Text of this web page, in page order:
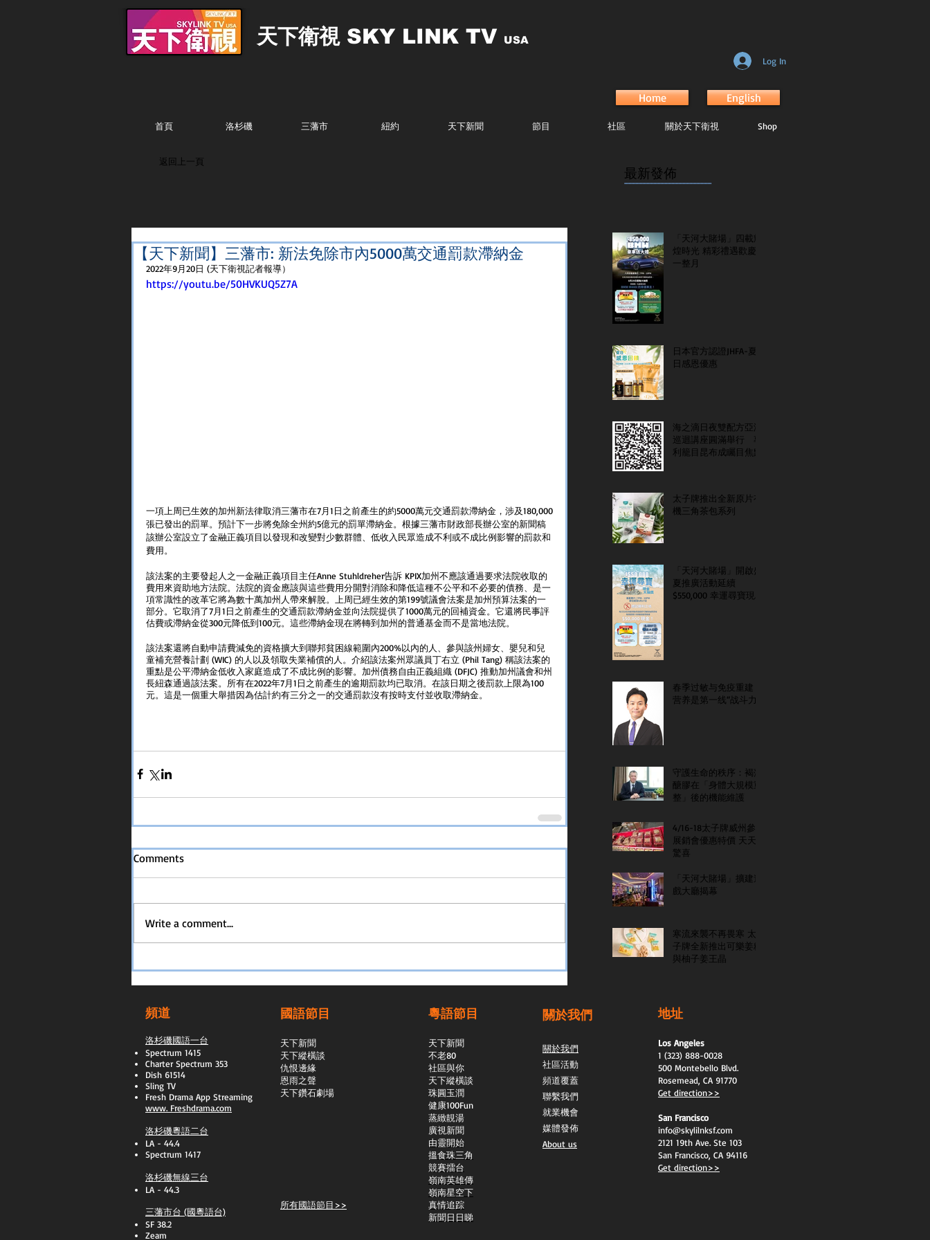
天下衛視SKY LINK TV USA
Log In
Home English
首頁 洛杉磯 三藩市 紐約 天下新聞 節目 社區 關於天下衛視 Shop
返回上一頁
【天下新聞】三藩市: 新法免除市內5000萬交通罰款滯納金
2022年9月20日 (天下衛視記者報導）
https://youtu.be/50HVKUQ5Z7A
一項上周已生效的加州新法律取消三藩市在7月1日之前產生的約5000萬元交通罰款滯納金，涉及180,000
張已發出的罰單。預計下一步將免除全州約5億元的罰單滯納金。根據三藩市財政部長辦公室的新聞稿
該辦公室設立了金融正義項目以發現和改變對少數群體、低收入民眾造成不利或不成比例影響的罰款和
費用。
該法案的主要發起人之一金融正義項目主任Anne Stuhldreher告訴 KPIX加州不應該通過要求法院收取的
費用來資助地方法院。法院的資金應該與這些費用分開對消除和降低這種不公平和不必要的債務、是一
項常識性的改革它將為數十萬加州人帶來解脫。上周已經生效的第199號議會法案是加州預算法案的一
部分。它取消了7月1日之前產生的交通罰款滯納金並向法院提供了1000萬元的回補資金。它還將民事評
估費或滯納金從300元降低到100元。這些滯納金現在將轉到加州的普通基金而不是當地法院。
該法案還將自動申請費減免的資格擴大到聯邦貧困線範圍內200%以內的人、參與該州婦女、嬰兒和兒
童補充營養計劃 (WIC) 的人以及領取失業補償的人。介紹該法案州眾議員丁右立 (Phil Tang) 稱該法案的
重點是公平滯納金低收入家庭造成了不成比例的影響。加州債務自由正義組織 (DFJC) 推動加州議會和州
長紐森通過該法案。所有在2022年7月1日之前產生的逾期罰款均已取消。在該日期之後罰款上限為100
元。這是一個重大舉措因為估計約有三分之一的交通罰款沒有按時支付並收取滯納金。
Comments
Write a comment...
最新發佈
...............................................................
「天河大賭場」四載輝
煌時光 精彩禮遇歡慶
一整月
日本官方認證JHFA-夏
日感恩優惠
海之滴日夜雙配方亞洲
巡迴講座圓滿舉行 專
利籠目昆布成矚目焦點
太子牌推出全新原片有
機三角茶包系列
「天河大賭場」開啟盛
夏推廣活動延續
$550,000 幸運尋寶現金
春季过敏与免疫重建：
营养是第一线“战斗力”
守護生命的秩序：褐藻
醣膠在「身體大規模重
整」後的機能維護
4/16-18太子牌威州參
展銷會優惠特價 天天
驚喜
「天河大賭場」擴建遊
戲大廳揭幕
寒流來襲不再畏寒 太
子牌全新推出可樂姜糖
與柚子姜王晶
頻道
洛杉磯國語一台
Spectrum 1415
Charter Spectrum 353
Dish 61514
Sling TV
​Fresh Drama App Streaming
www. Freshdrama.com
洛杉磯粵語二台
LA - 44.4
Spectrum 1417
洛杉磯無線三台
LA - 44.3
三藩市台 (國粵語台)
SF 38.2
Zeam
國語節目
天下新聞
天下縱橫談
​仇恨邊緣
恩雨之聲
天下鑽石劇場
所有國語節目>>
粵語節目
天下新聞
不老80
社區與你
天下縱橫談
​珠圓玉潤
​健康100Fun
蒸緻靚湯
​廣視新聞
由靈開始
搵食珠三角
競賽擂台
嶺南英雄傳
嶺南星空下
真情追踪
新聞日日睇
關於我們
關於我們
社區活動
頻道覆蓋
聯繫我們
就業機會
媒體發佈
About us
地址
Los Angeles
1 (323) 888-0028
500 Montebello Blvd.
Rosemead, CA 91770
Get direction>>
San Francisco
info@skylilnksf.com
2121 19th Ave. Ste 103
San Francisco, CA 94116
Get direction>>